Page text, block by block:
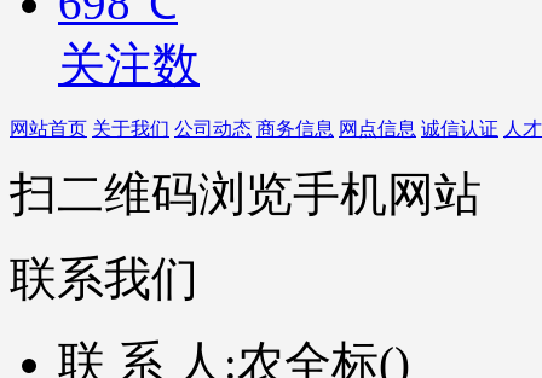
关注数
网站首页 关于我们 公司动态 商务信息 网点信息 诚信认证 人
扫二维码浏览手机网站
联系我们
联 系 人:农全标()